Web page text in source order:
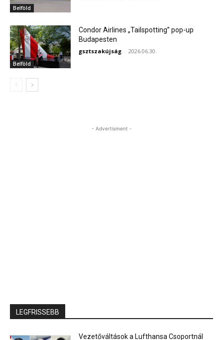
Belföld
Belföld
Condor Airlines „Tailspotting” pop-up
Budapesten
gsztszakújság - 2026.06.30.
- Advertisment -
LEGFRISSEBB
Vezetőváltások a Lufthansa Csoportnál